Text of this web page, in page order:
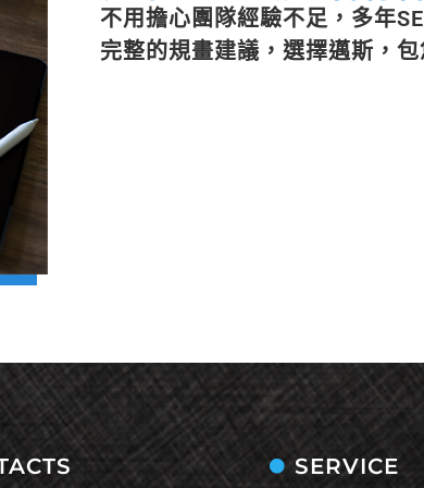
不用擔心團隊經驗不足，多年
完整的規畫建議，選擇邁斯，包
SERVICE